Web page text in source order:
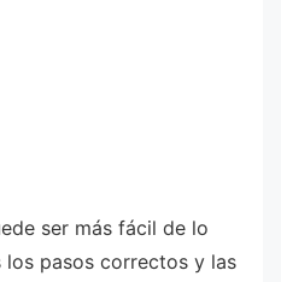
ser más fácil de lo
los pasos correctos y las